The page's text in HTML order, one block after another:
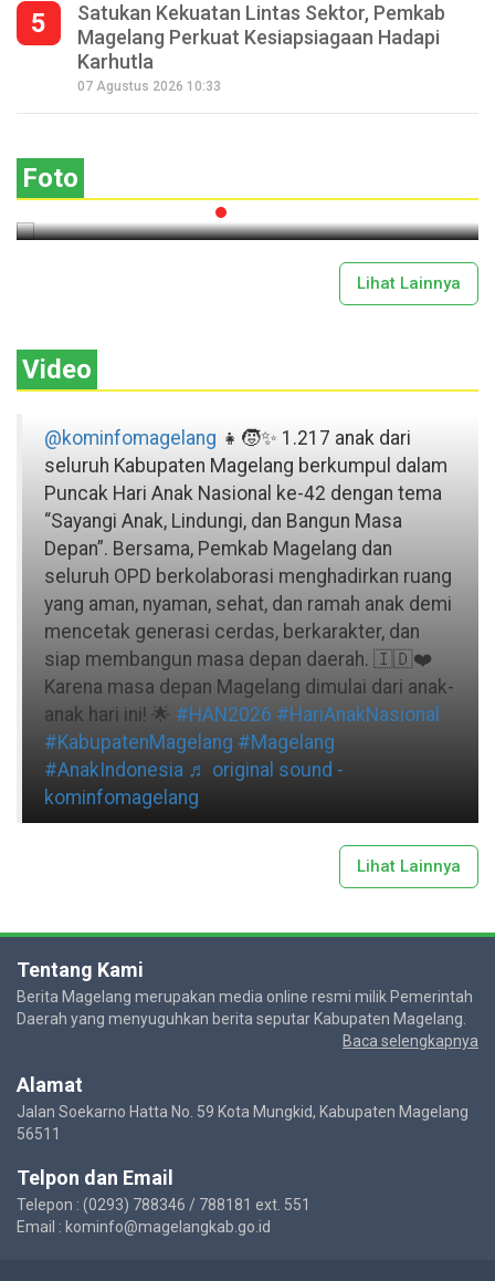
5
Satukan Kekuatan Lintas Sektor, Pemkab
Magelang Perkuat Kesiapsiagaan Hadapi
Karhutla
07 Agustus 2026 10:33
Foto
Saparan Mantran, Wujud Syukur
Masyarakat Petani Lereng Gunung
Lihat Lainnya
Video
@kominfomagelang 👧🧒✨ 1.217 anak dari
seluruh Kabupaten Magelang berkumpul dalam
Puncak Hari Anak Nasional ke-42 dengan tema
“Sayangi Anak, Lindungi, dan Bangun Masa
Depan”. Bersama, Pemkab Magelang dan
seluruh OPD berkolaborasi menghadirkan ruang
yang aman, nyaman, sehat, dan ramah anak demi
mencetak generasi cerdas, berkarakter, dan
siap membangun masa depan daerah. 🇮🇩❤️
Karena masa depan Magelang dimulai dari anak-
anak hari ini! 🌟 #HAN2026 #HariAnakNasional
#KabupatenMagelang #Magelang
#AnakIndonesia ♬ original sound -
kominfomagelang
Lihat Lainnya
Tentang Kami
Berita Magelang merupakan media online resmi milik Pemerintah
Daerah yang menyuguhkan berita seputar Kabupaten Magelang.
Baca selengkapnya
Alamat
Jalan Soekarno Hatta No. 59 Kota Mungkid, Kabupaten Magelang
56511
Telpon dan Email
Telepon : (0293) 788346 / 788181 ext. 551
Email : kominfo@magelangkab.go.id